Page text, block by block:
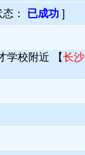
： 已成功 ]
学校附近 【长